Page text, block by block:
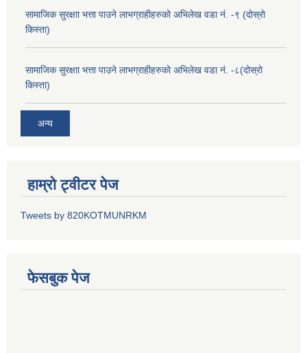
सामाजिक सुरक्षाा भत्ता पाउने लाभग्राहीहरुको अभिलेख वडा नं. -९ (दोस्रो
किस्ता)
सामाजिक सुरक्षाा भत्ता पाउने लाभग्राहीहरुको अभिलेख वडा नं. -८(दोस्रो
किस्ता)
अन्य
हाम्रो ट्वीटर पेज
Tweets by 820KOTMUNRKM
फेसबुक पेज